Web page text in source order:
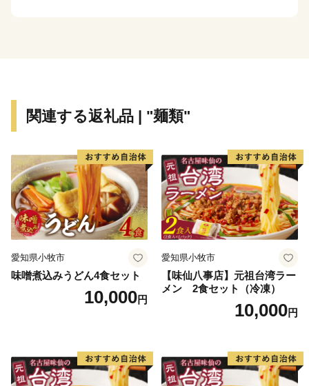
かもしれません。
ました。また同年６月２２日には「宮古・室蘭フェリー
航路」が開通、１２月には生涯学習センター「きらん」
を開設し、職員一同、よりよいまちづくりに邁進してい
るところです。
魅力でいっぱいの室蘭市をもっとよくしていくため
す。
関連する返礼品 | "麺類"
愛知県小牧市
味噌煮込みうどん4食セット
10,000円
愛知県小牧市
【味仙八事店】元祖台湾ラー
メン 2食セット（冷凍）
10,000円